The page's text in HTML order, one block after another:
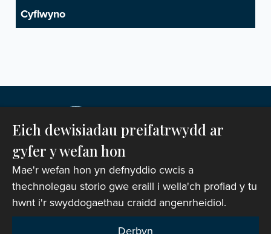
Hawlfraint © 2007-2026 Corff Cynrychiolwyr yr
Eglwys yng Nghymru. Cedwir pob hawl.
Eich dewisiadau preifatrwydd ar
gyfer y wefan hon
Mae'r wefan hon yn defnyddio cwcis a
thechnolegau storio gwe eraill i wella'ch profiad y tu
hwnt i'r swyddogaethau craidd angenrheidiol.
Derbyn